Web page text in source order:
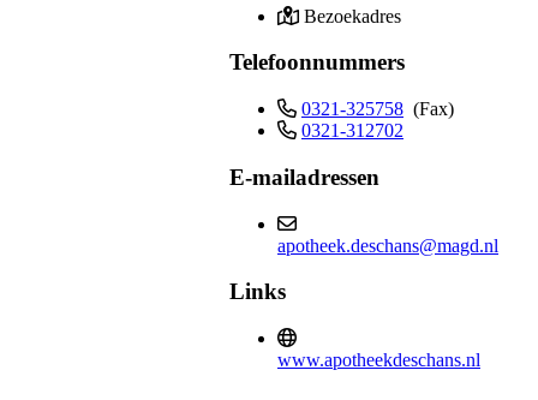
Bezoekadres
Telefoonnummers
0321-325758 (Fax)
0321-312702
E-mailadressen
apotheek.deschans@magd.nl
Links
www.apotheekdeschans.nl